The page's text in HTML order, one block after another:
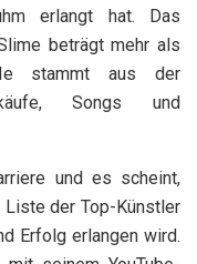
erlangt hat. Das
beträgt mehr als
stammt aus der
Songs und
und es scheint,
der Top-Künstler
Erfolg erlangen wird.